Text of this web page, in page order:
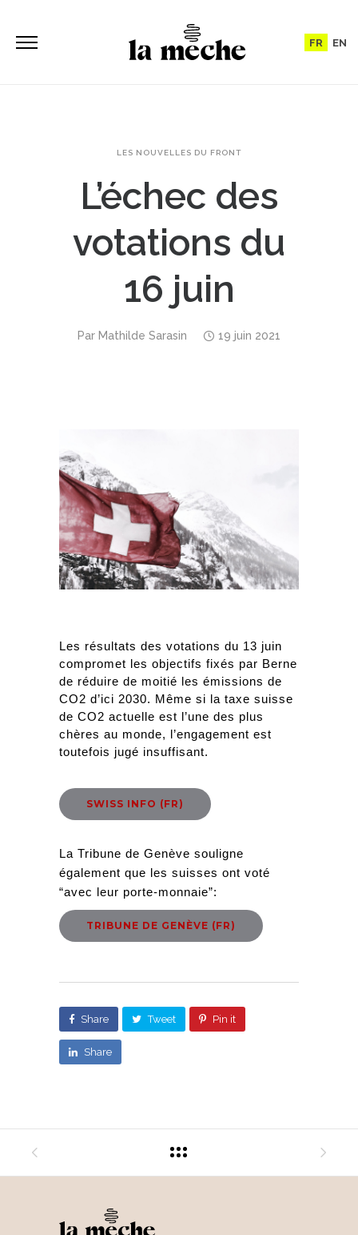
FR EN
LES NOUVELLES DU FRONT
L’échec des
votations du
16 juin
Par Mathilde Sarasin 19 juin 2021
Les résultats des votations du 13 juin
compromet les objectifs fixés par Berne
de réduire de moitié les émissions de
CO2 d’ici 2030. Même si la taxe suisse
de CO2 actuelle est l’une des plus
chères au monde, l’engagement est
toutefois jugé insuffisant.
SWISS INFO (FR)
La Tribune de Genève souligne
également que les suisses ont voté
“avec leur porte-monnaie”:
TRIBUNE DE GENÈVE (FR)
Share Tweet Pin it
Share